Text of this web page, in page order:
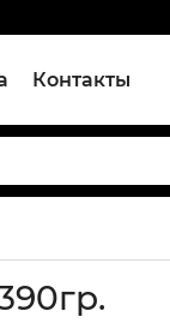
Контакты